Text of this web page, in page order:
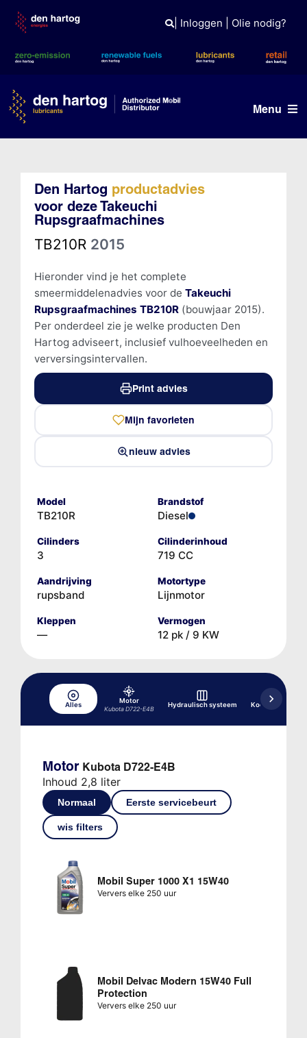
content
| Inloggen Olie nodig?
Menu
Producten
Referenties
Kennisbank
Den Hartog productadvies
voor deze Takeuchi
Rupsgraafmachines
TB210R 2015
Hieronder vind je het complete
smeermiddelenadvies voor de Takeuchi
Rupsgraafmachines TB210R(bouwjaar 2015).
Per onderdeel zie je welke producten Den
Hartog adviseert, inclusief vulhoeveelheden en
verversingsintervallen.
Print advies
Mijn favorieten
nieuw advies
Model
TB210R
Brandstof
Diesel
Cilinders
3
Cilinderinhoud
719 CC
Aandrijving
rupsband
Motortype
Lijnmotor
Kleppen
—
Vermogen
12 pk / 9 KW
Alles
Motor
Kubota D722-E4B
Hydraulisch systeem Koelsysteem
Motor Kubota D722-E4B
Inhoud 2,8 liter
Normaal Eerste servicebeurt
wis filters
Mobil Super 1000 X1 15W40
Ververs elke 250 uur
Mobil Delvac Modern 15W40 Full
Protection
Ververs elke 250 uur